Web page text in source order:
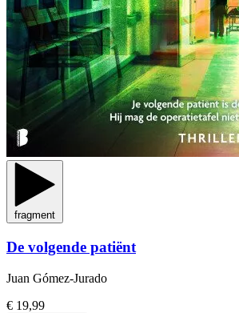
fragment
De volgende patiënt
Juan Gómez-Jurado
€ 19,99